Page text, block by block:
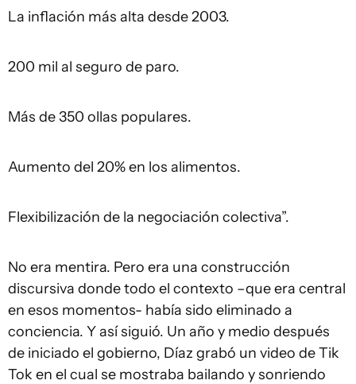
La inflación más alta desde 2003.
200 mil al seguro de paro.
Más de 350 ollas populares.
Aumento del 20% en los alimentos.
Flexibilización de la negociación colectiva”.
No era mentira. Pero era una construcción
discursiva donde todo el contexto –que era central
en esos momentos- había sido eliminado a
conciencia. Y así siguió. Un año y medio después
de iniciado el gobierno, Díaz grabó un video de Tik
Tok en el cual se mostraba bailando y sonriendo